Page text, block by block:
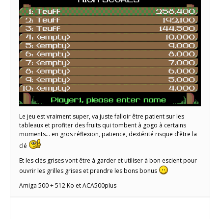
Le jeu est vraiment super, va juste falloir être patient sur les
tableaux et profiter des fruits qui tombent à gogo à certains
moments… en gros réflexion, patience, dextérité risque d’être la
clé
Et les clés grises vont être à garder et utiliser à bon escient pour
ouvrir les grilles grises et prendre les bons bonus
Amiga 500 + 512 Ko et ACA500plus